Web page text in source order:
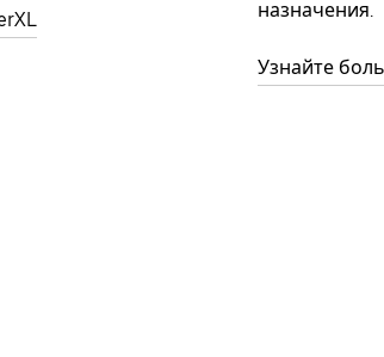
назначения.
Узнайте